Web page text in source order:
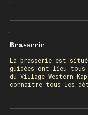
Brasserie
La brasserie est
guidées ont lieu
du Village Western
connaître tous les